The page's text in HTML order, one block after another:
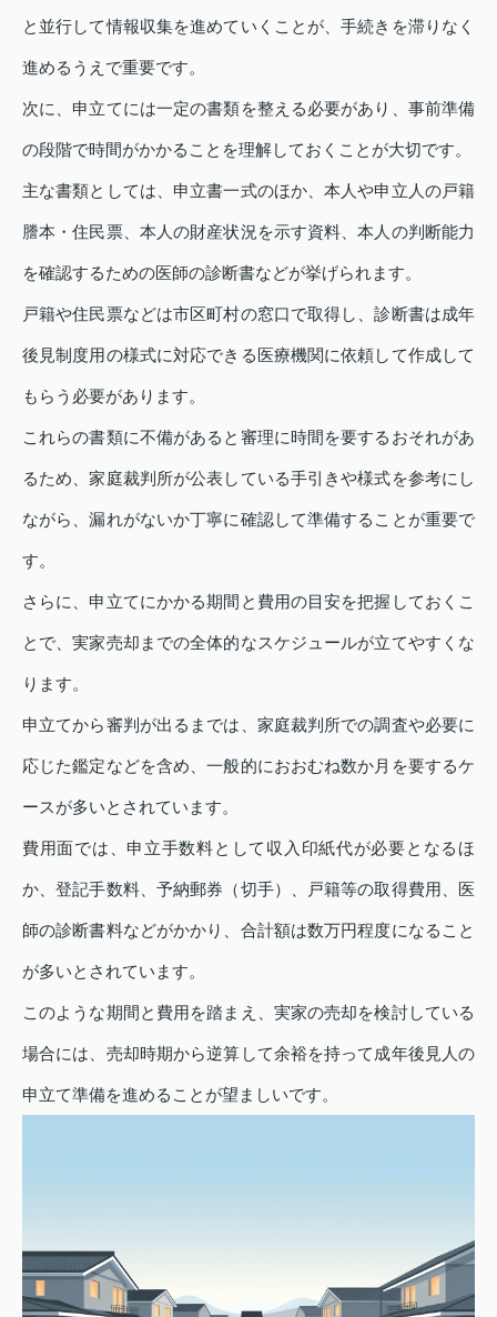
と並行して情報収集を進めていくことが、手続きを滞りなく
進めるうえで重要です。
次に、申立てには一定の書類を整える必要があり、事前準備
の段階で時間がかかることを理解しておくことが大切です。
主な書類としては、申立書一式のほか、本人や申立人の戸籍
謄本・住民票、本人の財産状況を示す資料、本人の判断能力
を確認するための医師の診断書などが挙げられます。
戸籍や住民票などは市区町村の窓口で取得し、診断書は成年
後見制度用の様式に対応できる医療機関に依頼して作成して
もらう必要があります。
これらの書類に不備があると審理に時間を要するおそれがあ
るため、家庭裁判所が公表している手引きや様式を参考にし
ながら、漏れがないか丁寧に確認して準備することが重要で
す。
さらに、申立てにかかる期間と費用の目安を把握しておくこ
とで、実家売却までの全体的なスケジュールが立てやすくな
ります。
申立てから審判が出るまでは、家庭裁判所での調査や必要に
応じた鑑定などを含め、一般的におおむね数か月を要するケ
ースが多いとされています。
費用面では、申立手数料として収入印紙代が必要となるほ
か、登記手数料、予納郵券（切手）、戸籍等の取得費用、医
師の診断書料などがかかり、合計額は数万円程度になること
が多いとされています。
このような期間と費用を踏まえ、実家の売却を検討している
場合には、売却時期から逆算して余裕を持って成年後見人の
申立て準備を進めることが望ましいです。